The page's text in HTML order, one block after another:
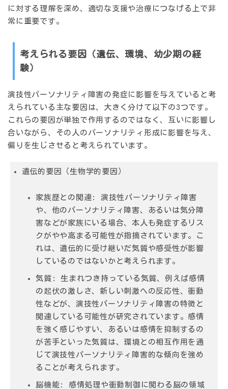
に対する理解を深め、適切な支援や治療につなげる上で非
常に重要です。
考えられる要因（遺伝、環境、幼少期の経
験）
演技性パーソナリティ障害の発症に影響を与えていると考
えられている主な要因は、大きく分けて以下の3つです。
これらの要因が単独で作用するのではなく、互いに影響し
合いながら、その人のパーソナリティ形成に影響を与え、
偏りを生じさせると考えられています。
遺伝的要因（生物学的要因）
家族歴との関連:
演技性パーソナリティ障害
や、他のパーソナリティ障害、あるいは気分障
害などが家族にいる場合、本人も発症するリス
クがやや高まる可能性が指摘されています。こ
れは、遺伝的に受け継いだ気質や感受性が影響
しているのではないかと考えられます。
気質:
生まれつき持っている気質、例えば感情
の起伏の激しさ、新しい刺激への反応性、衝動
性などが、演技性パーソナリティ障害の特徴と
関連している可能性が研究されています。感情
を強く感じやすい、あるいは感情を抑制するの
が苦手といった気質は、環境との相互作用を通
じて演技性パーソナリティ障害的な傾向を強め
ることが考えられます。
脳機能:
感情処理や衝動制御に関わる脳の領域